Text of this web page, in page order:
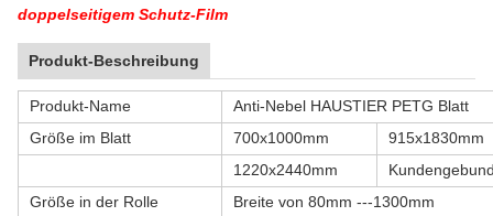
doppelseitigem Schutz-Film
Produkt-Beschreibung
Produkt-Name
Anti-Nebel HAUSTIER PETG Blatt
Größe im Blatt
700x1000mm
915x1830mm
1220x2440mm
Größe in der Rolle
Breite von 80mm ---1300mm